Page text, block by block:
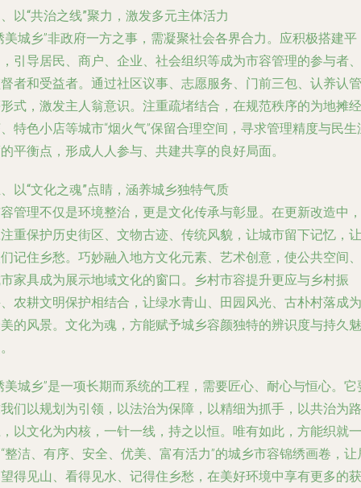
以“共治之线”聚力，激发多元主体活力
美城乡”非政府一方之事，需凝聚社会各界合力。应积极搭建平
引导居民、商户、企业、社会组织等成为市容管理的参与者、
者和受益者。通过社区议事、志愿服务、门前三包、认养认管
式，激发主人翁意识。注重疏堵结合，在规范秩序的为地摊经
特色小店等城市“烟火气”保留合理空间，寻求管理精度与民生
平衡点，形成人人参与、共建共享的良好局面。
以“文化之魂”点睛，涵养城乡独特气质
管理不仅是环境整治，更是文化传承与彰显。在更新改造中，
重保护历史街区、文物古迹、传统风貌，让城市留下记忆，让
记住乡愁。巧妙融入地方文化元素、艺术创意，使公共空间、
家具成为展示地域文化的窗口。乡村市容提升更应与乡村振
农耕文明保护相结合，让绿水青山、田园风光、古朴村落成为
的风景。文化为魂，方能赋予城乡容颜独特的辨识度与持久魅
美城乡”是一项长期而系统的工程，需要匠心、耐心与恒心。它
们以规划为引领，以法治为保障，以精细为抓手，以共治为路
以文化为内核，一针一线，持之以恒。唯有如此，方能织就一
整洁、有序、安全、优美、富有活力”的城乡市容锦绣画卷，让
得见山、看得见水、记得住乡愁，在美好环境中享有更多的获